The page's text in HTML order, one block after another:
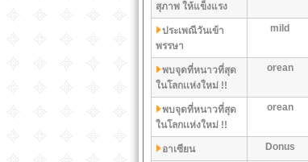
สุภาพ ให้แข็งแรง
ประเพณีวันเข้า
พรรษา
mild
พบจุดที่หนาวที่สุด
ในโลกเเห่งใหม่ !!
orean
พบจุดที่หนาวที่สุด
ในโลกเเห่งใหม่ !!
orean
อาเซียน Donus